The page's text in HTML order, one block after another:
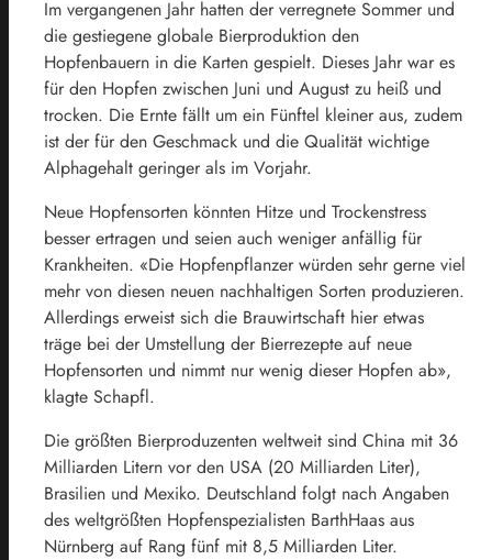
Im vergangenen Jahr hatten der verregnete Sommer und
die gestiegene globale Bierproduktion den
Hopfenbauern in die Karten gespielt. Dieses Jahr war es
für den Hopfen zwischen Juni und August zu heiß und
trocken. Die Ernte fällt um ein Fünftel kleiner aus, zudem
ist der für den Geschmack und die Qualität wichtige
Alphagehalt geringer als im Vorjahr.
Neue Hopfensorten könnten Hitze und Trockenstress
besser ertragen und seien auch weniger anfällig für
Krankheiten. «Die Hopfenpflanzer würden sehr gerne viel
mehr von diesen neuen nachhaltigen Sorten produzieren.
Allerdings erweist sich die Brauwirtschaft hier etwas
träge bei der Umstellung der Bierrezepte auf neue
Hopfensorten und nimmt nur wenig dieser Hopfen ab»,
klagte Schapfl.
Die größten Bierproduzenten weltweit sind China mit 36
Milliarden Litern vor den USA (20 Milliarden Liter),
Brasilien und Mexiko. Deutschland folgt nach Angaben
des weltgrößten Hopfenspezialisten BarthHaas aus
Nürnberg auf Rang fünf mit 8,5 Milliarden Liter.